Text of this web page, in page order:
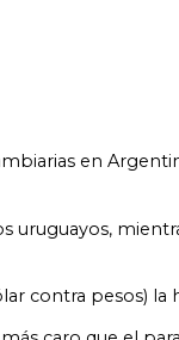
en
uruguayos,
contra pesos) la